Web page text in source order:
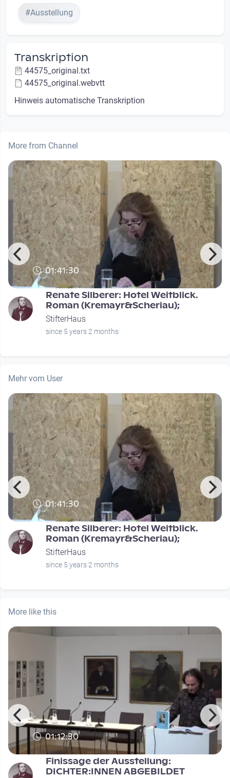
#Ausstellung
Transkription
44575_original.txt
44575_original.webvtt
Hinweis automatische Transkription
More from Channel
01:41:30
Renate Silberer: Hotel Weitblick.
Roman (Kremayr&Scheriau);
StifterHaus
since 5 years 2 months
Mehr vom User
01:41:30
Renate Silberer: Hotel Weitblick.
Roman (Kremayr&Scheriau);
StifterHaus
since 5 years 2 months
More like this
01:12:30
Finissage der Ausstellung:
DICHTER:INNEN ABGEBILDET